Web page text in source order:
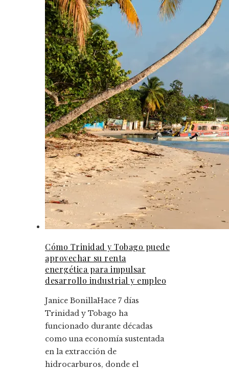
Cómo Trinidad y Tobago puede
aprovechar su renta
energética para impulsar
desarrollo industrial y empleo
Janice BonillaHace 7 días
Trinidad y Tobago ha
funcionado durante décadas
como una economía sustentada
en la extracción de
hidrocarburos, donde el